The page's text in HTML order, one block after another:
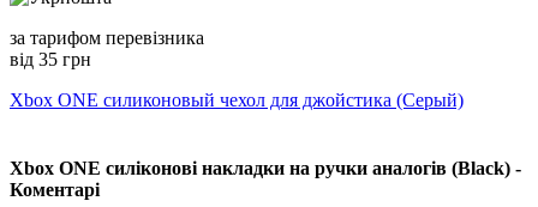
за тарифом перевізника
від 35 грн
Xbox ONE силиконовый чехол для джойстика (Серый)
Xbox ONE силіконові накладки на ручки аналогів (Black) -
Коментарі